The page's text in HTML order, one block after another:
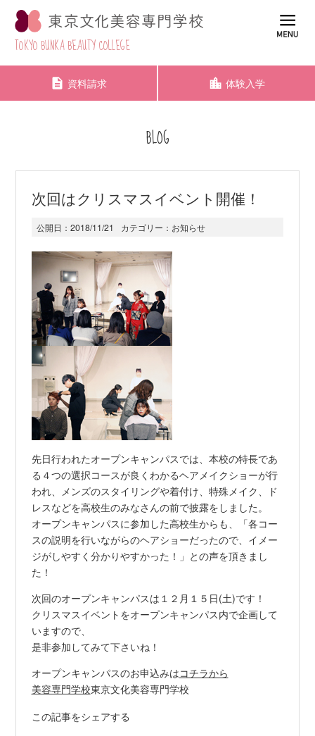
TOKYO BUNKA BEAUTY COLLEGE
資料請求 体験入学
BLOG
次回はクリスマスイベント開催！
公開日： 2018/11/21 カテゴリー： お知らせ
先日行われたオープンキャンパスでは、本校の特長であ
る４つの選択コースが良くわかるヘアメイクショーが行
われ、メンズのスタイリングや着付け、特殊メイク、ド
レスなどを高校生のみなさんの前で披露をしました。
オープンキャンパスに参加した高校生からも、「各コー
スの説明を行いながらのヘアショーだったので、イメー
ジがしやすく分かりやすかった！」との声を頂きまし
た！
次回のオープンキャンパスは１２月１５日(土)です！
クリスマスイベントをオープンキャンパス内で企画して
いますので、
是非参加してみて下さいね！
オープンキャンパスのお申込みはコチラから
美容専門学校東京文化美容専門学校
この記事をシェアする